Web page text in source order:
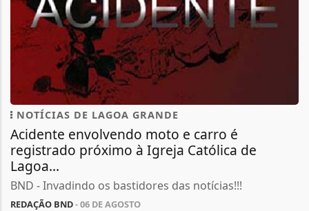
NOTÍCIAS DE LAGOA GRANDE
Acidente envolvendo moto e carro é
registrado próximo à Igreja Católica de
Lagoa...
BND - Invadindo os bastidores das notícias!!!
REDAÇÃO BND- 06 DE AGOSTO